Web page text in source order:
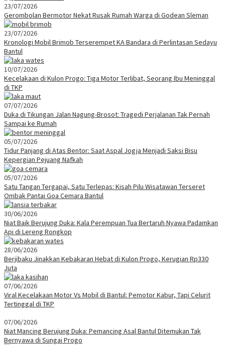
23/07/2026
Gerombolan Bermotor Nekat Rusak Rumah Warga di Godean Sleman
23/07/2026
Kronologi Mobil Brimob Terserempet KA Bandara di Perlintasan Sedayu
Bantul
10/07/2026
Kecelakaan di Kulon Progo: Tiga Motor Terlibat, Seorang Ibu Meninggal
di TKP
07/07/2026
Duka di Tikungan Jalan Nagung-Brosot: Tragedi Perjalanan Tak Pernah
Sampai ke Rumah
05/07/2026
Tidur Panjang di Atas Bentor: Saat Aspal Jogja Menjadi Saksi Bisu
Kepergian Pejuang Nafkah
05/07/2026
Satu Tangan Tergapai, Satu Terlepas: Kisah Pilu Wisatawan Terseret
Ombak Pantai Goa Cemara Bantul
30/06/2026
Niat Baik Berujung Duka: Kala Perempuan Tua Bertaruh Nyawa Padamkan
Api di Lereng Rongkop
28/06/2026
Berjibaku Jinakkan Kebakaran Hebat di Kulon Progo, Kerugian Rp330
Juta
07/06/2026
Viral Kecelakaan Motor Vs Mobil di Bantul: Pemotor Kabur, Tapi Celurit
Tertinggal di TKP
07/06/2026
Niat Mancing Berujung Duka: Pemancing Asal Bantul Ditemukan Tak
Bernyawa di Sungai Progo